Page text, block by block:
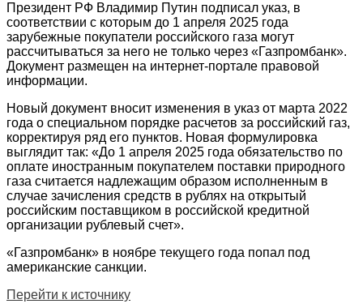
Президент РФ Владимир Путин подписал указ, в
соответствии с которым до 1 апреля 2025 года
зарубежные покупатели российского газа могут
рассчитываться за него не только через «Газпромбанк».
Документ размещен на интернет-портале правовой
информации.
Новый документ вносит изменения в указ от марта 2022
года о специальном порядке расчетов за российский газ,
корректируя ряд его пунктов. Новая формулировка
выглядит так: «До 1 апреля 2025 года обязательство по
оплате иностранным покупателем поставки природного
газа считается надлежащим образом исполненным в
случае зачисления средств в рублях на открытый
российским поставщиком в российской кредитной
организации рублевый счет».
«Газпромбанк» в ноябре текущего года попал под
американские санкции.
Перейти к источнику